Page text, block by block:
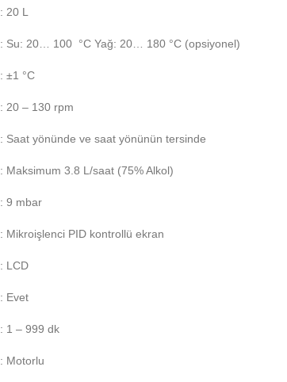
: 20 L
: Su: 20… 100 °C Yağ: 20… 180 °C (opsiyonel)
: ±1 °C
: 20 – 130 rpm
: Saat yönünde ve saat yönünün tersinde
: Maksimum 3.8 L/saat (75% Alkol)
: 9 mbar
: Mikroişlenci PID kontrollü ekran
: LCD
: Evet
: 1 – 999 dk
: Motorlu